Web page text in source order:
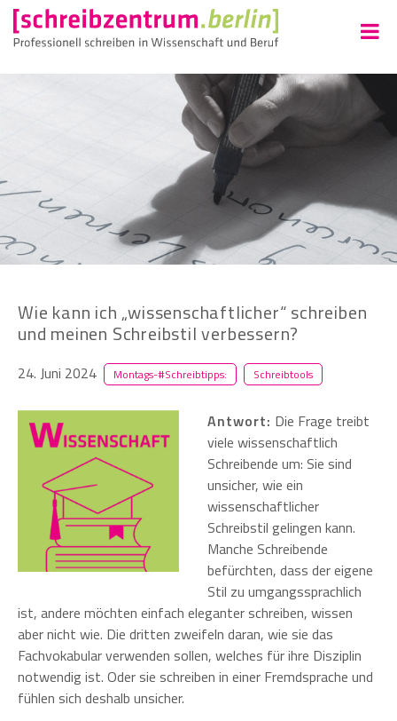
Wie kann ich „wissenschaftlicher“ schreiben
und meinen Schreibstil verbessern?
24. Juni 2024 Montags-#Schreibtipps: Schreibtools
Antwort: Die Frage treibt
viele wissenschaftlich
Schreibende um: Sie sind
unsicher, wie ein
wissenschaftlicher
Schreibstil gelingen kann.
Manche Schreibende
befürchten, dass der eigene
Stil zu umgangssprachlich
ist, andere möchten einfach eleganter schreiben, wissen
aber nicht wie. Die dritten zweifeln daran, wie sie das
Fachvokabular verwenden sollen, welches für ihre Disziplin
notwendig ist. Oder sie schreiben in einer Fremdsprache und
fühlen sich deshalb unsicher.